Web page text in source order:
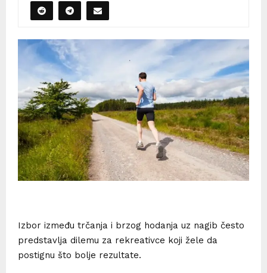
Izbor između trčanja i brzog hodanja uz nagib često
predstavlja dilemu za rekreativce koji žele da
postignu što bolje rezultate.